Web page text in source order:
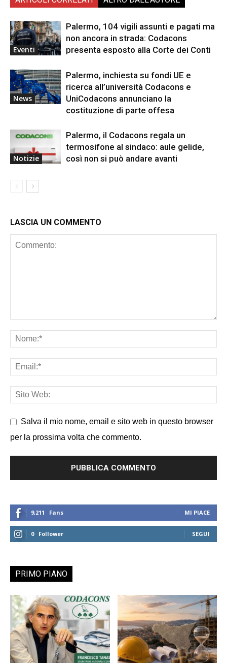
Eventi
Palermo, 104 vigili assunti e pagati ma
non ancora in strada: Codacons
presenta esposto alla Corte dei Conti
News
Palermo, inchiesta su fondi UE e
ricerca all’università Codacons e
UniCodacons annunciano la
costituzione di parte offesa
Notizie
Palermo, il Codacons regala un
termosifone al sindaco: aule gelide,
così non si può andare avanti
LASCIA UN COMMENTO
Salva il mio nome, email e sito web in questo browser
per la prossima volta che commento.
9,211 Fans MI PIACE
0 Follower SEGUI
PRIMO PIANO